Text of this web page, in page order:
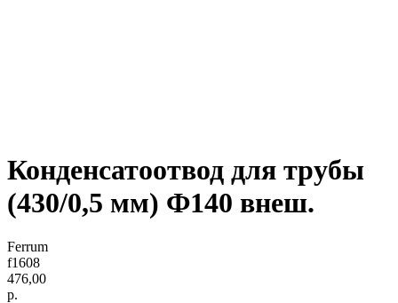
Конденсатоотвод для трубы
(430/0,5 мм) Ф140 внеш.
Ferrum
f1608
476,00
р.